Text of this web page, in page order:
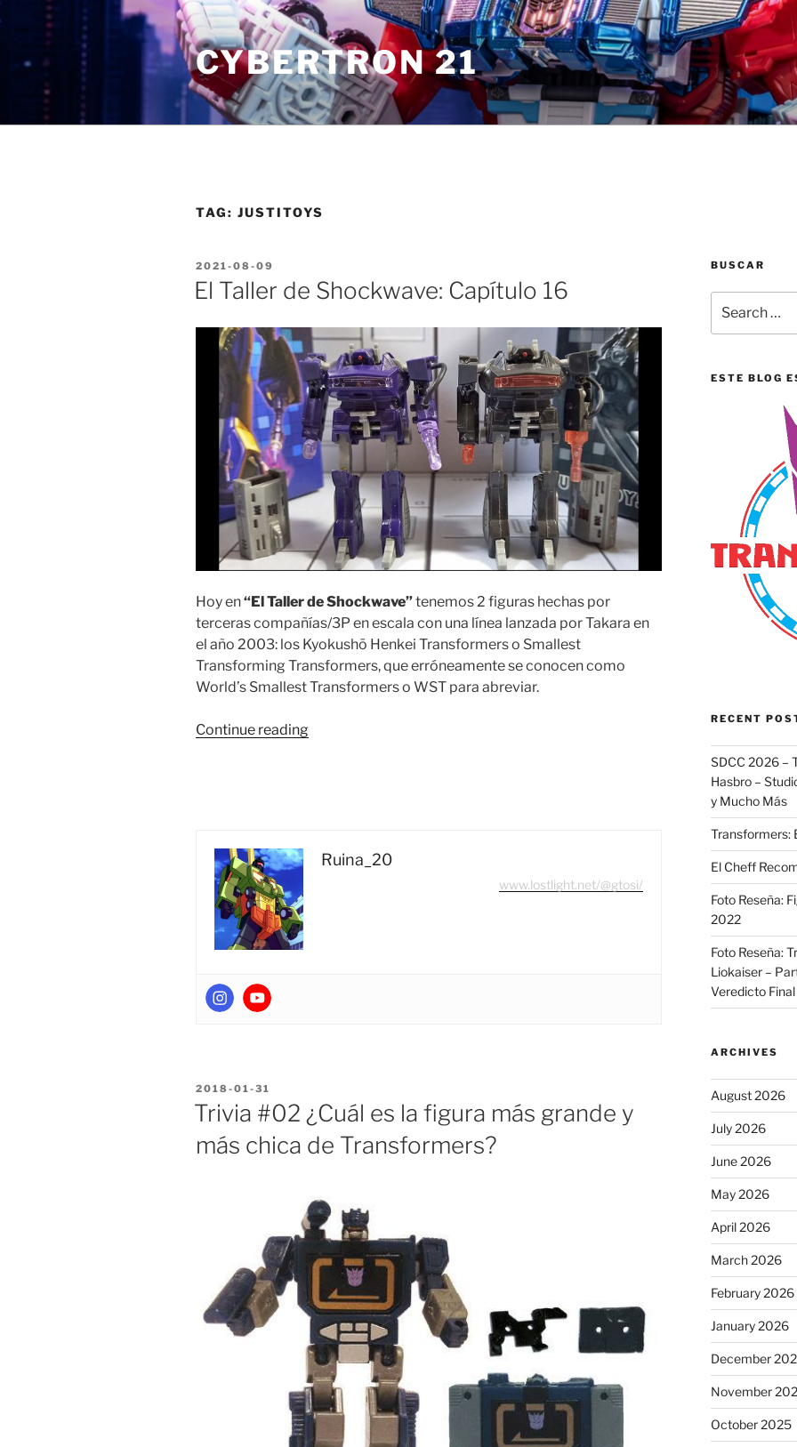
CYBERTRON 21
TAG: JUSTITOYS
POSTED
ON
2021-08-09
El Taller de Shockwave: Capítulo 16
Hoy en“El Taller de Shockwave”tenemos 2 figuras hechas por
terceras compañías/3P en escala con una línea lanzada por Takara en
el año 2003: los Kyokushō Henkei Transformers o Smallest
Transforming Transformers, que erróneamente se conocen como
World’s Smallest Transformers o WST para abreviar.
Continue reading“El
Ruina_20
www.lostlight.net/@gtosi/
POSTED
ON
2018-01-31
Trivia #02 ¿Cuál es la figura más grande y
más chica de Transformers?
BUSCAR
for:
ESTE BLOG
RECENT
SDCC 2026 –
Hasbro –
y Mucho Más
Transformers:
El Cheff
Foto Reseña:
2022
Foto Reseña:
Liokaiser –
Veredicto Final
ARCHIVES
August 2026
July 2026
June 2026
May 2026
April 2026
March 2026
February 2026
January 2026
December
November
October 2025